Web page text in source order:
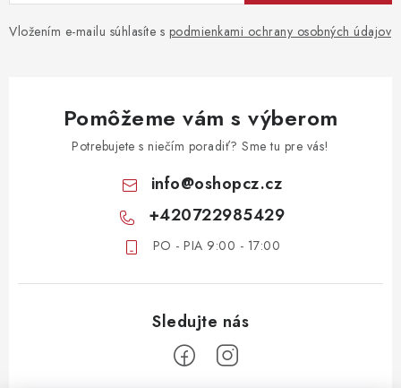
Vložením e-mailu súhlasíte s podmienkami ochrany osobných údajov
Pomôžeme vám s výberom
Potrebujete s niečím poradiť? Sme tu pre vás!
info@oshopcz.cz
+420722985429
PO - PIA 9:00 - 17:00